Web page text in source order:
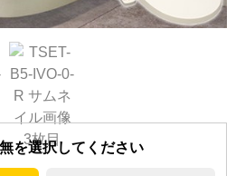
を選択してください